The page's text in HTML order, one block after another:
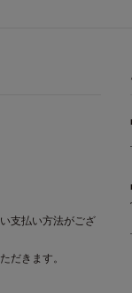
支払い方法がござ
だきます。